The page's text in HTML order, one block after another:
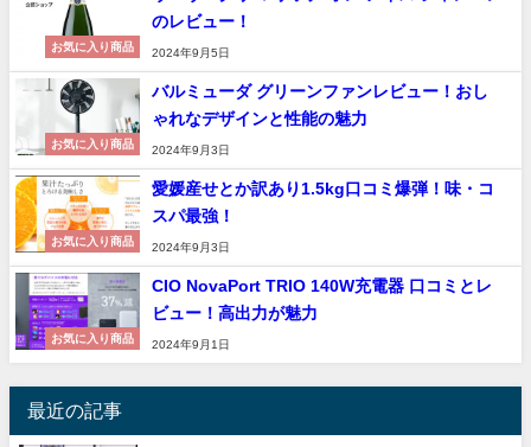
お気に入り商品
のレビュー！
2024年9月5日
お気に入り商品
バルミューダ グリーンファンレビュー！おし
ゃれなデザインと性能の魅力
2024年9月3日
お気に入り商品
愛媛産せとか訳あり1.5kg口コミ爆弾！味・コ
スパ最強！
2024年9月3日
お気に入り商品
CIO NovaPort TRIO 140W充電器 口コミとレ
ビュー！高出力が魅力
2024年9月1日
最近の記事